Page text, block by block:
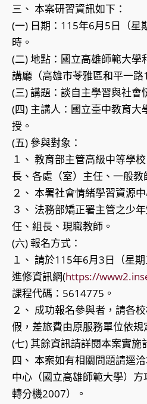
三、 本案研習資訊如下：
(一) 日期：115年6月5日（星
時。
(二) 地點：國立高雄師範大學
講廳（高雄市苓雅區和平一路
(三) 講題：談自主學習與社會
(四) 主講人：國立臺中教育
授。
(五) 參與對象：
１、 教育部主管高級中等學
長、各處（室）主任、一般教
２、 本署社會情緒學習資源
３、 法務部矯正署主管之少
任、組長、現職教師。
(六) 報名方式：
１、 請於115年6月3日（星
進修資訊網(https://
課程代碼：5614775。
２、 成功報名參與者，請各
假，差旅費由原服務單位依規
(七) 其餘資訊請詳閱本案實施
四、 本案如有相關問題請逕
中心（國立高雄師範大學）
轉分機2007）。